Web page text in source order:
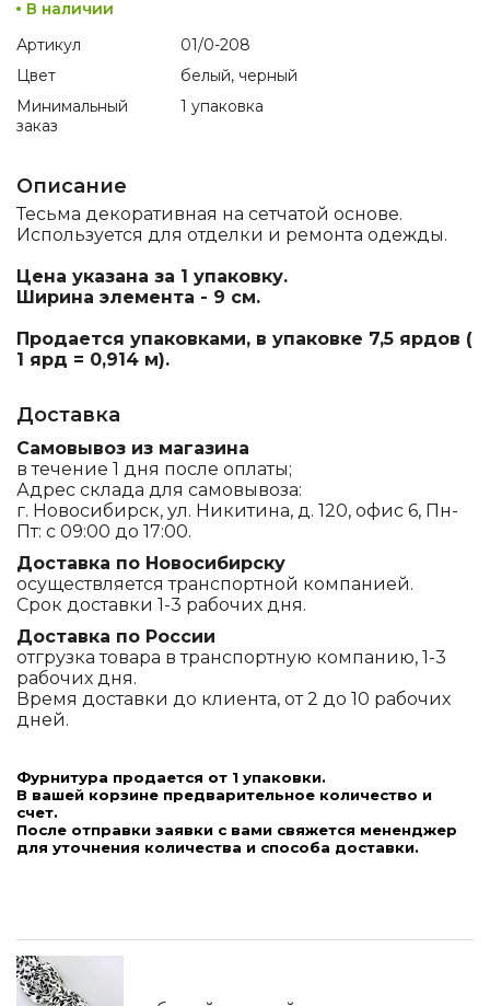
В наличии
Артикул
01/0-208
Цвет
белый, черный
Минимальный
заказ
1 упаковка
Описание
Тесьма декоративная на сетчатой основе.
Используется для отделки и ремонта одежды.
Цена указана за 1 упаковку.
Ширина элемента - 9 см.
Продается упаковками, в упаковке 7,5 ярдов (
1 ярд = 0,914 м).
Доставка
Самовывоз из магазина
в течение 1 дня после оплаты;
Адрес склада для самовывоза:
г. Новосибирск, ул. Никитина, д. 120, офис 6, Пн-
Пт: с 09:00 до 17:00.
Доставка по Новосибирску
осуществляется транспортной компанией.
Срок доставки 1-3 рабочих дня.
Доставка по России
отгрузка товара в транспортную компанию, 1-3
рабочих дня.
Время доставки до клиента, от 2 до 10 рабочих
дней.
Фурнитура продается от 1 упаковки.
В вашей корзине предварительное количество и
счет.
После отправки заявки с вами свяжется мененджер
для уточнения количества и способа доставки.